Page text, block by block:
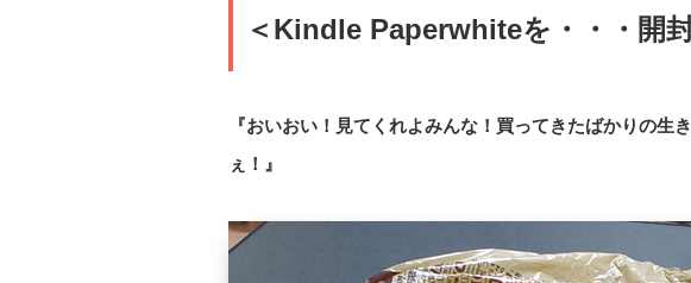
＜Kindle Paperwhiteを・・・開
『おいおい！見てくれよみんな！買ってきたばかりの
ぇ！』